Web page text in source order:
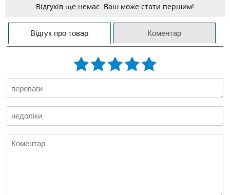
Відгуків ще немає. Ваш може стати першим!
Відгук про товар Коментар